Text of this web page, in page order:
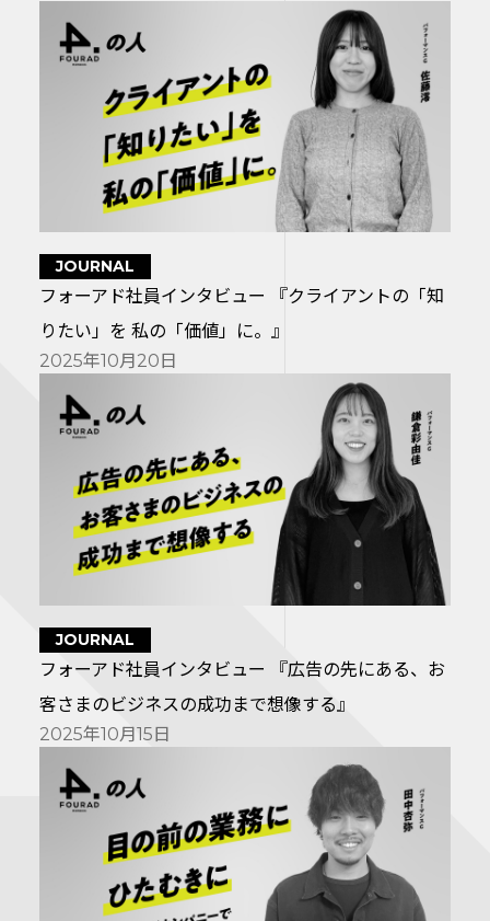
JOURNAL
フォーアド社員インタビュー 『クライアントの「知
りたい」を 私の「価値」に。』
2025年10月20日
JOURNAL
フォーアド社員インタビュー 『広告の先にある、お
客さまのビジネスの成功まで想像する』
2025年10月15日